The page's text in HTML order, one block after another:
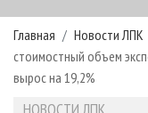
РУБРИКИ И ТЕМЫ
РУБРИКИ ЖУРНАЛА
ЛЕСНОЕ ХОЗЯЙСТВО
ЛЕСОЗАГОТОВКА
НОВОСТИ
КАЛЕНДАРЬ
НОВОСТИ ЛПК
ПРОЕКТЫ ЛПИ
АНАЛИТИКА
Главная Новости ЛПК
стоимостный объем
вырос на 19,2%